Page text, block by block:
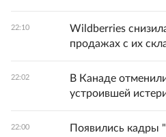
22:10
Wildberries
продажах с их
22:02
В Канаде
устроившей
22:00
Появились кадры